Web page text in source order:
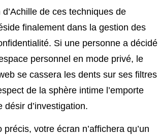
de ces techniques de
finalement dans la gestion des
Si une personne a décidé
personnel en mode privé, le
se cassera les dents sur ses filtres
de la sphère intime l’emporte
désir d’investigation.
votre écran n’affichera qu’un